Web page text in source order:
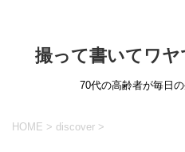
撮って書いてワ
70代の高齢者が毎日
HOME > discover >